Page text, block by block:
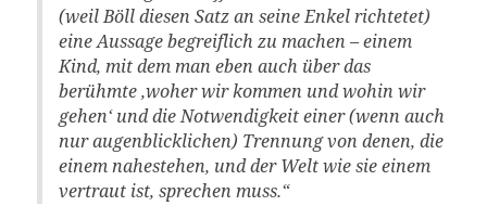
(weil Böll diesen Satz an seine Enkel richtetet)
eine Aussage begreiflich zu machen – einem
Kind, mit dem man eben auch über das
berühmte ‚woher wir kommen und wohin wir
gehen‘ und die Notwendigkeit einer (wenn auch
nur augenblicklichen) Trennung von denen, die
einem nahestehen, und der Welt wie sie einem
vertraut ist, sprechen muss.“
Zum Warenkorb
weiter lesen Zum Warenkorb